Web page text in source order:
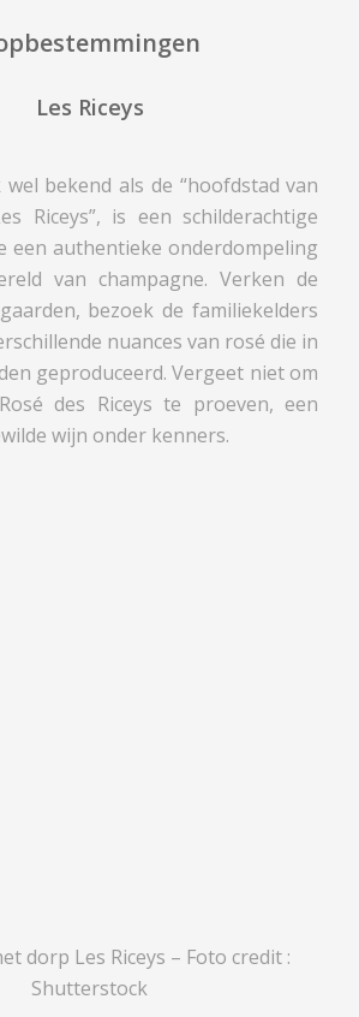
Les Riceys
wel bekend als de “hoofdstad van
Riceys”, is een schilderachtige
een authentieke onderdompeling
van champagne. Verken de
bezoek de familiekelders
nuances van rosé die in
geproduceerd. Vergeet niet om
des Riceys te proeven, een
wijn onder kenners.
dorp Les Riceys – Foto credit :
Shutterstock